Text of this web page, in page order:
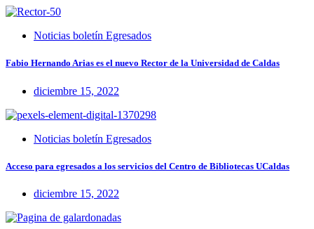
Noticias boletín Egresados
Fabio Hernando Arias es el nuevo Rector de la Universidad de Caldas
diciembre 15, 2022
Noticias boletín Egresados
Acceso para egresados a los servicios del Centro de Bibliotecas UCaldas
diciembre 15, 2022